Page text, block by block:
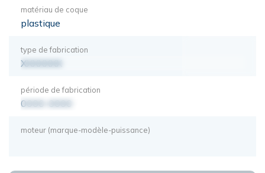
matériau de coque
plastique
type de fabrication
XXXXXXX
période de fabrication
0000-0000
moteur (marque-modèle-puissance)